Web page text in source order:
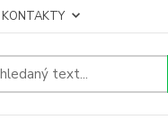
KONTAKTY